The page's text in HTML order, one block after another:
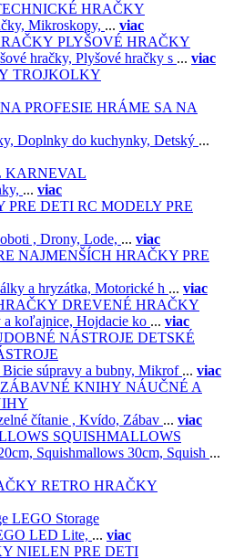
HRAČKY
Mikroskopy, ... viac
PLYŠOVÉ HRAČKY
hračky, Plyšové hračky s ... viac
TROJKOLKY
HRÁME SA NA
Doplnky do kuchynky, Detský ...
KARNEVAL
... viac
RC MODELY PRE
, Drony, Lode, ... viac
HRAČKY PRE
a hryzátka, Motorické h ... viac
DREVENÉ HRAČKY
a koľajnice, Hojdacie ko ... viac
DETSKÉ
Bicie súpravy a bubny, Mikrof ... viac
NÁUČNÉ A
čítanie , Kvído, Zábav ... viac
SQUISHMALLOWS
Squishmallows 30cm, Squish ...
RETRO HRAČKY
LEGO Storage
LED Lite, ... viac